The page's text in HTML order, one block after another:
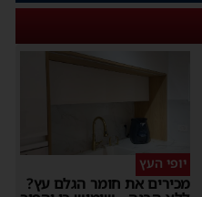
יופי העץ
מכירים את חומר הגלם עץ?